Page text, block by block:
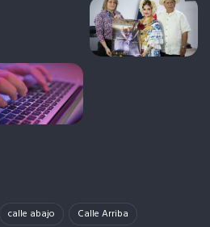
calle abajo
Calle Arriba